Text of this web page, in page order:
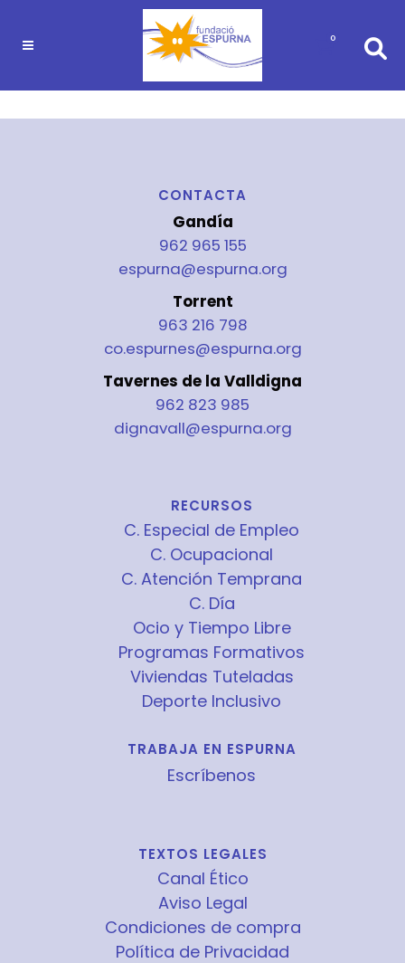
0
CONTACTA
Gandía
962 965 155
espurna@espurna.org
Torrent
963 216 798
co.espurnes@espurna.org
Tavernes de la Valldigna
962 823 985
dignavall@espurna.org
RECURSOS
C. Especial de Empleo
C. Ocupacional
C. Atención Temprana
C. Día
Ocio y Tiempo Libre
Programas Formativos
Viviendas Tuteladas
Deporte Inclusivo
TRABAJA EN ESPURNA
Escríbenos
TEXTOS LEGALES
Canal Ético
Aviso Legal
Condiciones de compra
Política de Privacidad